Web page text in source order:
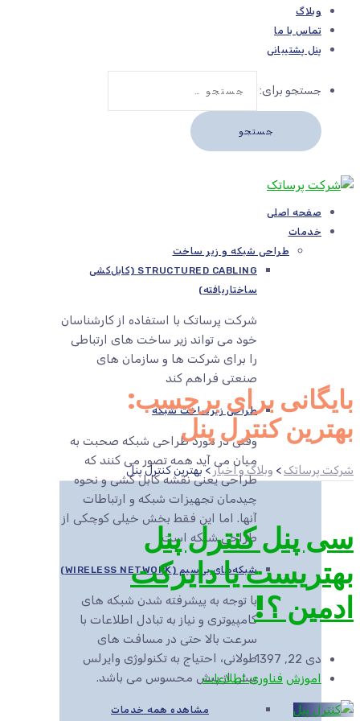
وبلاگ
تماس با ما
پنل پشتیبانی
جستجو برای:
صفحه اصلی
خدمات
طراحی شبکه و زیر ساخت
STRUCTURED CABLING (کابل‌کشی
ساختاریافته)
شرکت پرساتک با استفاده از کارشناسان
خود می تواند زیر ساخت های ارتباطی
را برای شرکت ها و سازمان های
صنعتی فراهم کند
طراحی زیرساخت شبکه
وقتی در مورد طراحی شبکه صحبت به
میان می آید همه تصور می کنند که
طراحی یعنی نقشه کابل کشی و نحوه
چیدمان تجهیزات شبکه و ارتباطات
آنها. اما این فقط بخش خیلی کوچکی از
طراحی شبکه است.
شبکه‌های بی‌سیم (WIRELESS NETWORK)
با توجه به پیشرفته شدن شبکه های
کامپیوتری و نیاز به تبادل اطلاعات با
سرعت بالا حتی در مسافت های
طولانی، احتیاج به تکنولوژی وایرلس
بیش از پیش محسوس می باشد.
مشاهده همه خدمات
بایگانی برای برچسب:
بهترین کنترل پنل
شرکت پرساتک > وبلاگ و اخبار >بهترین کنترل پنل
سی پنل کنترل پنل
بهتریست یا دایرکت
ادمین ؟!
دی 22, 1397
اموزش فناوری اطلاعات